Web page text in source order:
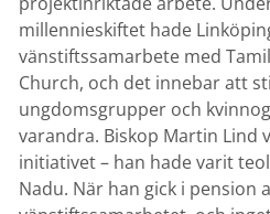
millennieskiftet hade
vänstiftssamarbete med
Church, och det innebar att
ungdomsgrupper och
varandra. Biskop Martin Lind
initiativet – han hade varit
Nadu. När han gick i pension